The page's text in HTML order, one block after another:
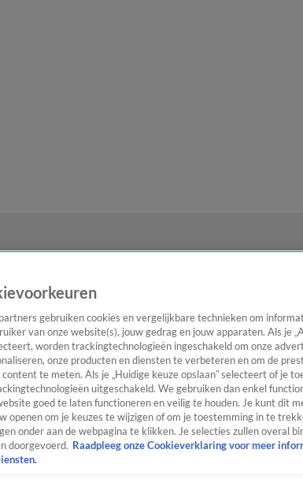
partners gebruiken cookies en vergelijkbare technieken om
van onze website(s), jouw gedrag en jouw apparaten. Als je
worden trackingtechnologieën ingeschakeld om onze
onze producten en diensten te verbeteren en om de
te meten. Als je „Huidige keuze opslaan” selecteert of je
uitgeschakeld. We gebruiken dan enkel
goed te laten functioneren en veilig te houden. Je kunt dit
openen om je keuzes te wijzigen of om je toestemming in te
onder aan de webpagina te klikken. Je selecties zullen overal
doorgevoerd. Raadpleeg onze Cookieverklaring voor meer